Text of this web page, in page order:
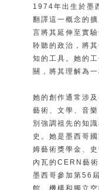
1974年出生於墨
翻譯這一概念的
言將其延伸至實
聆聽的政治，將
知的工具。她的
關，將其理解為
她的創作通常涉
藝術、文學、音
別強調祖先的知
史。她是墨西哥
姆藝術獎學金、
內瓦的CERN藝
墨西哥參加第56
館、機構和獨立